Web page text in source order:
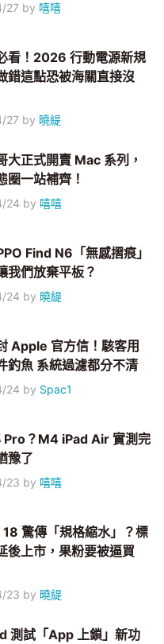
27 by 嘻嘻
看！2026 行動電源新規
錯這點恐被海關直接沒
27 by 曉緹
大正式開賣 Mac 系列，
圈一站補齊！
24 by 嘻嘻
Find N6「無感摺痕」
我們放棄平板？
24 by 曉緹
Apple 官方信！駭客用
釣魚 系統過濾都分不清
24 by Spac1
Pro？M4 iPad Air 實測完
豫了
23 by 嘻嘻
驚傳「規格縮水」？標
後上市，果粉要被逼買
23 by 曉緹
測試「App 上鎖」新功